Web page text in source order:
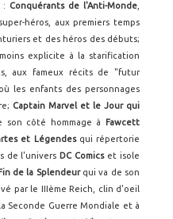
: Conquérants de l'Anti-Monde
héros, aux premiers temps
et des héros des débuts;
explicite à la starification
aux fameux récits de "futur
où les enfants des personnages
Captain Marvel et le Jour qui
son côté hommage à Fawcett
et Légendesqui répertorie
de l'univers DC Comicset isole
de la Splendeurqui va de son
par le IIIème Reich, clin d'oeil
Seconde Guerre Mondiale et à